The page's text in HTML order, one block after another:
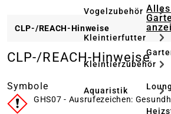
Vogelzubehör
Kleintierfutter
Kleintierzubehör
Aquaristik
CLP-/REACH-Hinweise
CLP-/REACH-Hinweise
Symbole
GHS07 - Ausrufezeichen: